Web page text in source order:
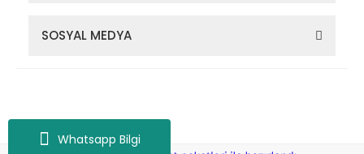
Whatsapp Bilgi
SOSYAL MEDYA